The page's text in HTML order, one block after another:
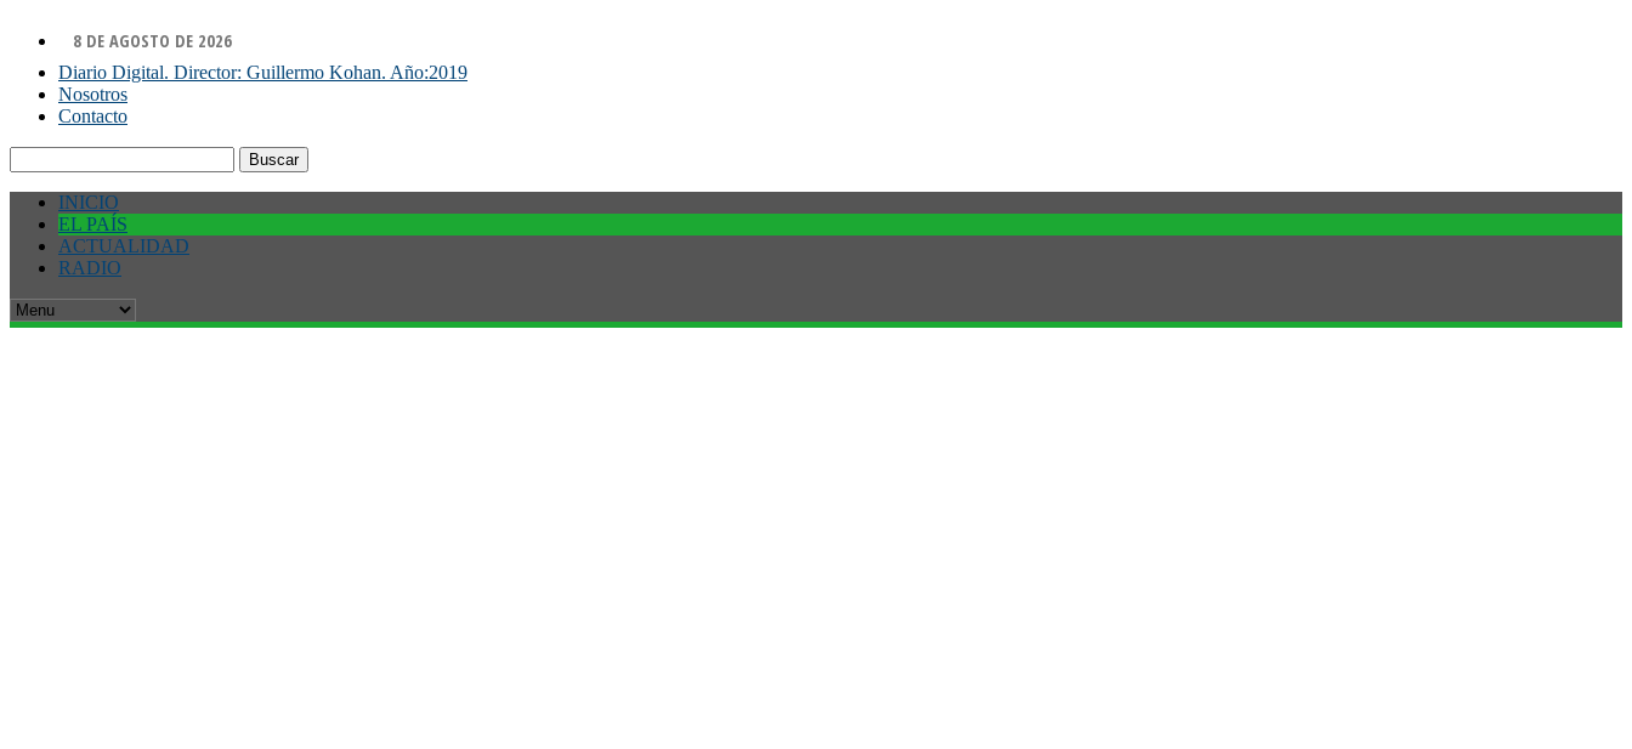
8 DE AGOSTO DE 2026
Diario Digital. Director: Guillermo Kohan. Año:2019
Nosotros
Contacto
INICIO
EL PAÍS
ACTUALIDAD
RADIO